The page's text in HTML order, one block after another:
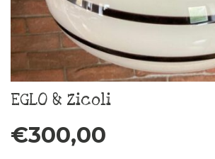
EGLO & Zicoli
€300,00